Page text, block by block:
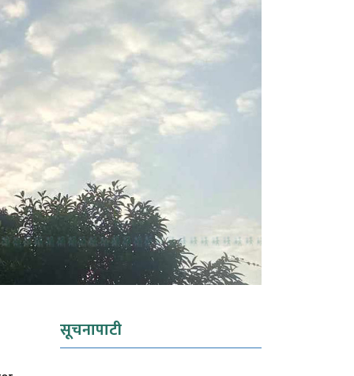
सूचनापाटी